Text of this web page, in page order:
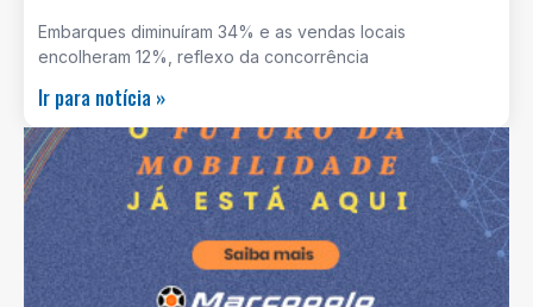
Embarques diminuíram 34% e as vendas locais
encolheram 12%, reflexo da concorrência
Ir para notícia »